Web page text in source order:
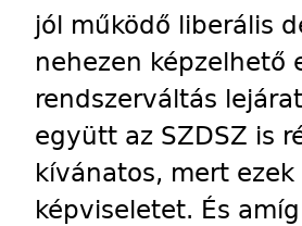
jól működő liberális
nehezen képzelhető
rendszerváltás
együtt az SZDSZ is
kívánatos, mert
képviseletet. És